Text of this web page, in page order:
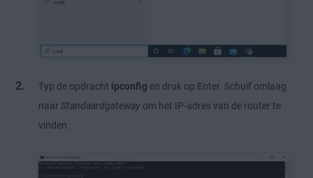
Typ de opdracht ipconfig en druk op Enter. Schuif omlaag
naar Standaardgateway om het IP-adres van de router te
vinden.